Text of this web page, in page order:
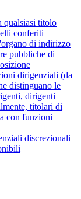
qualsiasi titolo
conferiti
di indirizzo
pubbliche di
dirigenziali (da
distinguano le
dirigenti
titolari di
con funzioni
discrezionali